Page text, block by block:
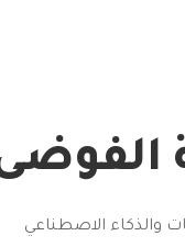
والذكاء الاصطناعي